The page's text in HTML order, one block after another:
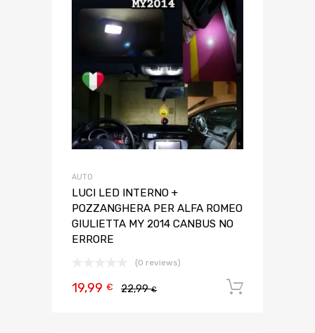
AUTO
LUCI LED INTERNO +
POZZANGHERA PER ALFA ROMEO
GIULIETTA MY 2014 CANBUS NO
ERRORE
(0 reviews)
22,99€
19,99 €